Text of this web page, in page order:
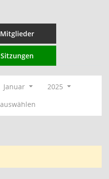
Mitglieder
Sitzungen
Januar
2025